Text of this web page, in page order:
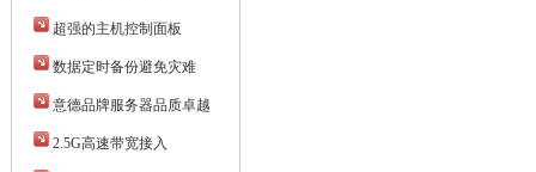
超强的主机控制面板
数据定时备份避免灾难
意德品牌服务器品质卓越
2.5G高速带宽接入